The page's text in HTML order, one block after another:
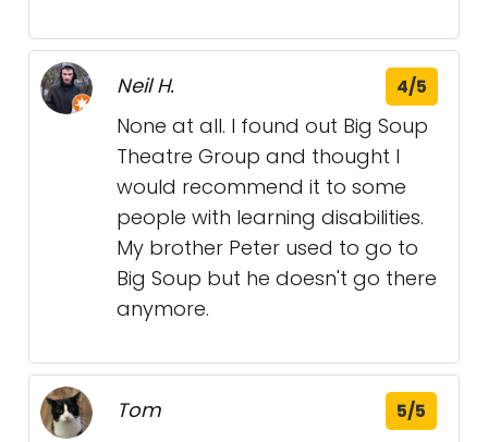
Neil H. 4/5
None at all. I found out Big Soup
Theatre Group and thought I
would recommend it to some
people with learning disabilities.
My brother Peter used to go to
Big Soup but he doesn't go there
anymore.
Tom 5/5